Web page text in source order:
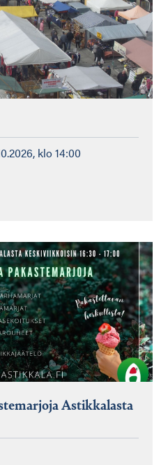
klo 14:00
Astikkalasta